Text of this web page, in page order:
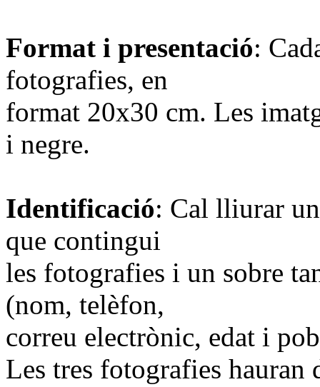
Format i presentació:
fotografies, en
format 20x30 cm. Les
i negre.
Identificació: Cal lliurar
que contingui
les fotografies i un sobre
(nom, telèfon,
correu electrònic, edat i
Les tres fotografies hauran